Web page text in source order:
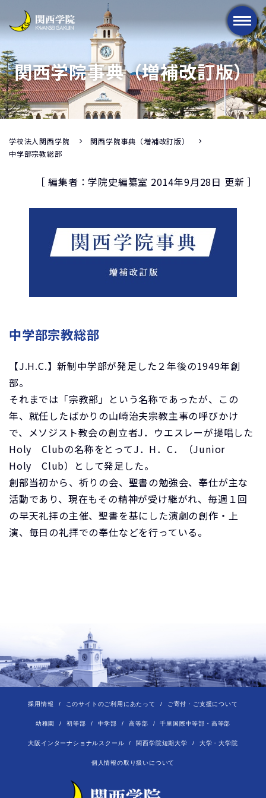
メニュー
関西学院事典（増補改訂版）
学校法人関西学院
関西学院事典（増補改訂版）
中学部宗教総部
［ 編集者：学院史編纂室 2014年9月28日 更新 ］
中学部宗教総部
【J.H.C.】新制中学部が発足した２年後の1949年創
部。
それまでは「宗教部」という名称であったが、この
年、就任したばかりの山崎治夫宗教主事の呼びかけ
で、メソジスト教会の創立者J．ウエスレーが提唱した
Holy Clubの名称をとってJ．H．C．（Junior
Holy Club）として発足した。
創部当初から、祈りの会、聖書の勉強会、奉仕が主な
活動であり、現在もその精神が受け継がれ、毎週１回
の早天礼拝の主催、聖書を基にした演劇の創作・上
演、毎日の礼拝での奉仕などを行っている。
採用情報 このサイトのご利用にあたって ご寄付・ご支援について
幼稚園 初等部 中学部 高等部 千里国際中等部・高等部
大阪インターナショナルスクール 関西学院短期大学 大学・大学院
個人情報の取り扱いについて